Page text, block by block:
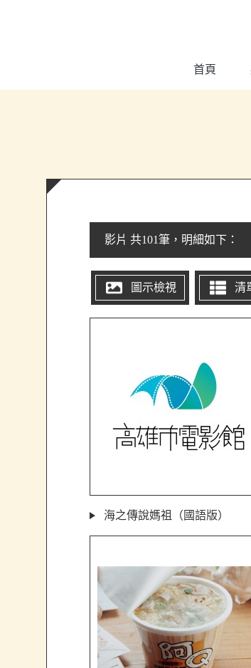
首頁
影片 共101筆，明細如下：
海之傳說媽祖（國語版）